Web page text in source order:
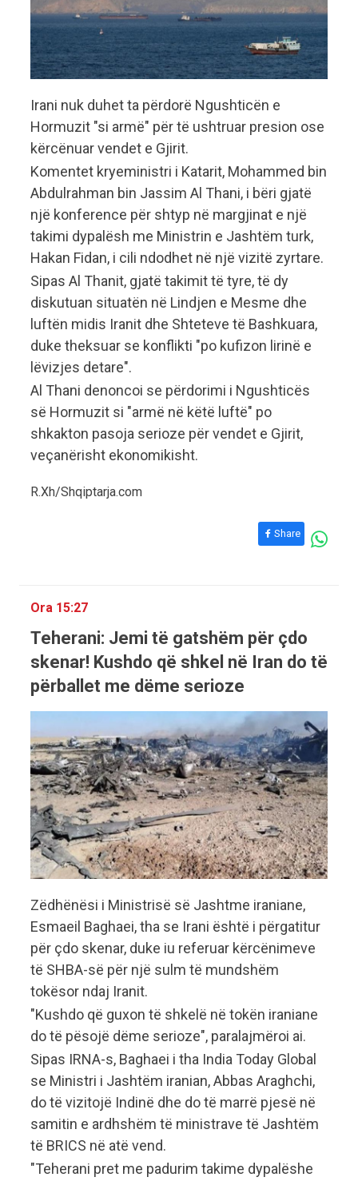
Irani nuk duhet ta përdorë Ngushticën e
Hormuzit "si armë" për të ushtruar presion ose
kërcënuar vendet e Gjirit.
Komentet kryeministri i Katarit, Mohammed bin
Abdulrahman bin Jassim Al Thani, i bëri gjatë
një konference për shtyp në margjinat e një
takimi dypalësh me Ministrin e Jashtëm turk,
Hakan Fidan, i cili ndodhet në një vizitë zyrtare.
Sipas Al Thanit, gjatë takimit të tyre, të dy
diskutuan situatën në Lindjen e Mesme dhe
luftën midis Iranit dhe Shteteve të Bashkuara,
duke theksuar se konflikti "po kufizon lirinë e
lëvizjes detare".
Al Thani denoncoi se përdorimi i Ngushticës
së Hormuzit si "armë në këtë luftë" po
shkakton pasoja serioze për vendet e Gjirit,
veçanërisht ekonomikisht.
R.Xh/Shqiptarja.com
Share
Ora 15:27
Teherani: Jemi të gatshëm për çdo
skenar! Kushdo që shkel në Iran do të
përballet me dëme serioze
Zëdhënësi i Ministrisë së Jashtme iraniane,
Esmaeil Baghaei, tha se Irani është i përgatitur
për çdo skenar, duke iu referuar kërcënimeve
të SHBA-së për një sulm të mundshëm
tokësor ndaj Iranit.
"Kushdo që guxon të shkelë në tokën iraniane
do të pësojë dëme serioze", paralajmëroi ai.
Sipas IRNA-s, Baghaei i tha India Today Global
se Ministri i Jashtëm iranian, Abbas Araghchi,
do të vizitojë Indinë dhe do të marrë pjesë në
samitin e ardhshëm të ministrave të Jashtëm
të BRICS në atë vend.
"Teherani pret me padurim takime dypalëshe